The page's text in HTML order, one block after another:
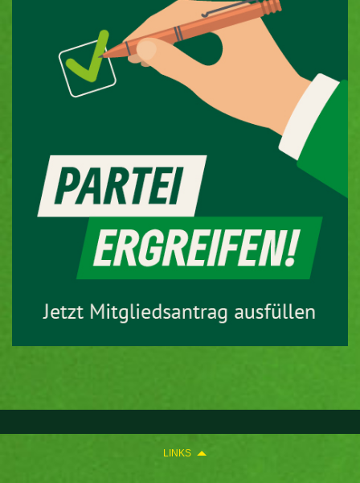
LINKS